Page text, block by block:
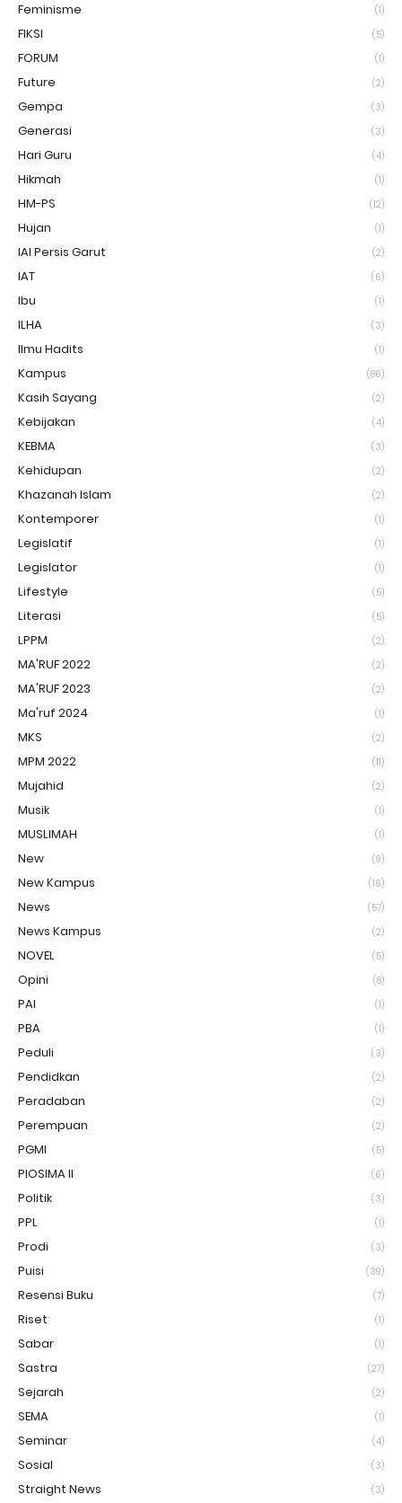
Feminisme (1)
FIKSI (5)
FORUM (1)
Future (2)
Gempa (3)
Generasi (3)
Hari Guru (4)
Hikmah (1)
HM-PS (12)
Hujan (1)
IAI Persis Garut (2)
IAT (6)
Ibu (1)
ILHA (3)
Ilmu Hadits (1)
Kampus (86)
Kasih Sayang (2)
Kebijakan (4)
KEBMA (3)
Kehidupan (2)
Khazanah Islam (2)
Kontemporer (1)
Legislatif (1)
Legislator (1)
Lifestyle (5)
Literasi (5)
LPPM (2)
MA'RUF 2022 (2)
MA'RUF 2023 (2)
Ma'ruf 2024 (1)
MKS (2)
MPM 2022 (11)
Mujahid (2)
Musik (1)
MUSLIMAH (1)
New (9)
New Kampus (16)
News (57)
News Kampus (2)
NOVEL (5)
Opini (8)
PAI (1)
PBA (1)
Peduli (3)
Pendidkan (2)
Peradaban (2)
Perempuan (2)
PGMI (5)
PIOSIMA II (6)
Politik (3)
PPL (1)
Prodi (3)
Puisi (39)
Resensi Buku (7)
Riset (1)
Sabar (1)
Sastra (27)
Sejarah (2)
SEMA (1)
Seminar (4)
Sosial (3)
Straight News (3)